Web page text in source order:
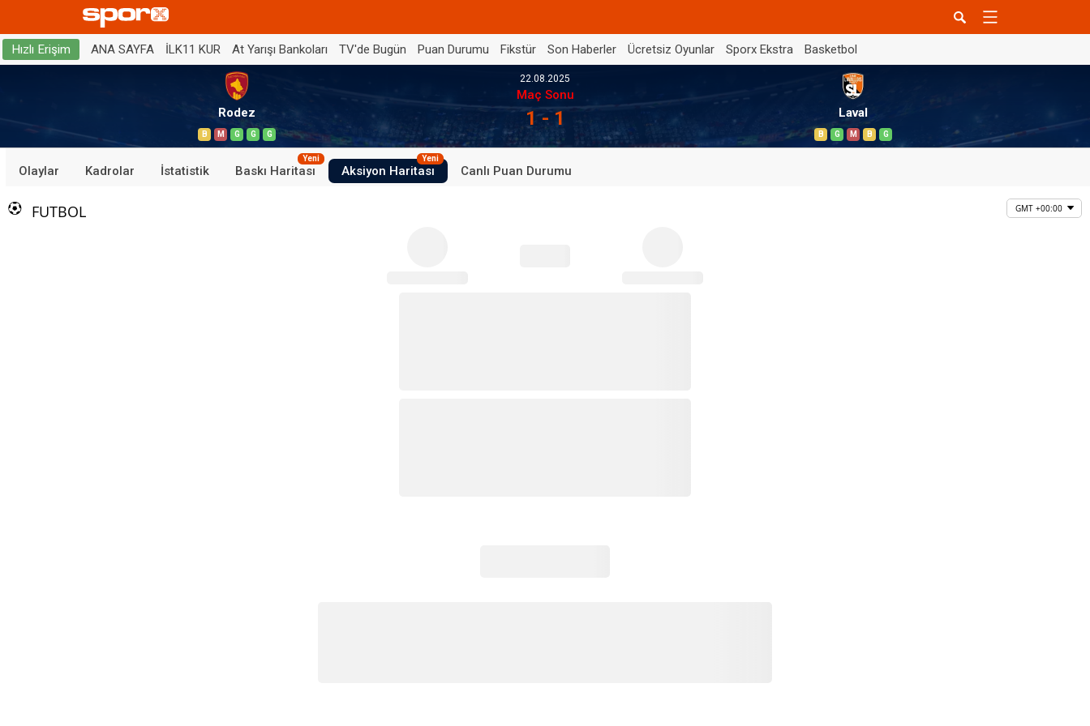
Hızlı Erişim ANA SAYFA İLK11 KUR At Yarışı Bankoları TV'de Bugün Puan Durumu Fikstür Son Haberler Ücretsiz Oyunlar Sporx Ekstra Basketbol
Rodez
B M G G G
22.08.2025
Maç Sonu
1 - 1 Laval
B G M B G
Olaylar Kadrolar İstatistik Baskı Haritası
Yeni
Aksiyon Haritası
Yeni
Canlı Puan Durumu
FUTBOL GMT +00:00